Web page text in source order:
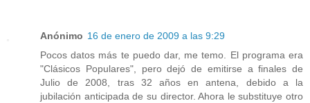
Anónimo 16 de enero de 2009 a las 9:29
Pocos datos más te puedo dar, me temo. El programa era
"Clásicos Populares", pero dejó de emitirse a finales de
Julio de 2008, tras 32 años en antena, debido a la
jubilación anticipada de su director. Ahora le substituye otro